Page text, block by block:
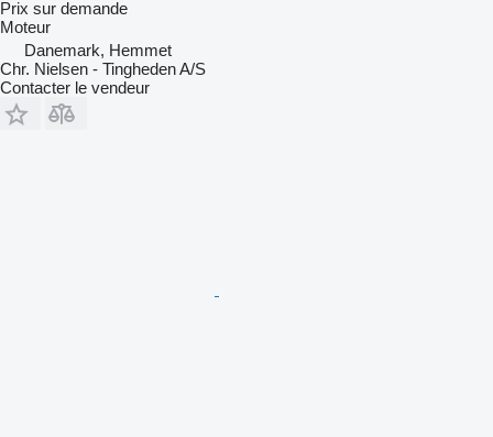
Prix sur demande
Moteur
Danemark, Hemmet
Chr. Nielsen - Tingheden A/S
Contacter le vendeur